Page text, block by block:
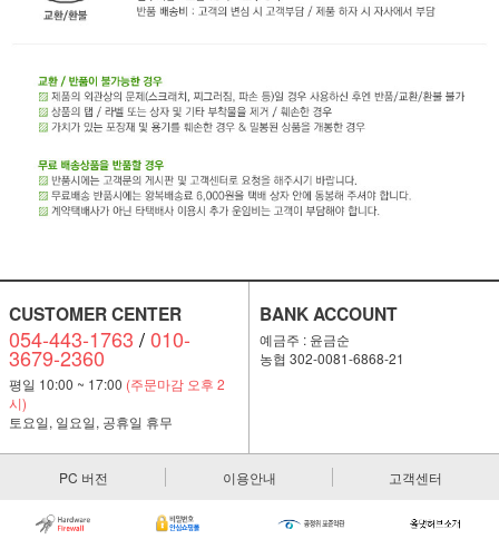
CUSTOMER CENTER
054-443-1763 /010-
3679-2360
평일 10:00 ~ 17:00 (주문마감 오후 2
시)
토요일, 일요일, 공휴일 휴무
BANK ACCOUNT
예금주 : 윤금순
농협 302-0081-6868-21
PC 버전 이용안내 고객센터